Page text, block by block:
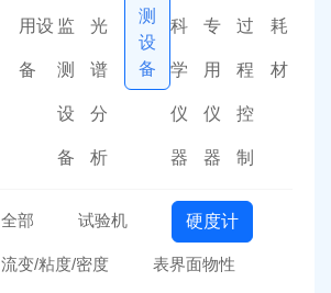
用设
备
监
测
设
备
光
谱
分
析
测
设
备
科
学
仪
器
专
用
仪
器
过
程
控
制
耗
材
全部 试验机 硬度计
流变/粘度/密度 表界面物性